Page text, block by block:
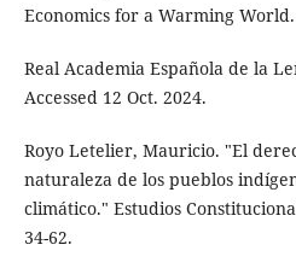
Economics for a Warming World.
Real Academia Española de la
Accessed 12 Oct. 2024.
Royo Letelier, Mauricio. "El
naturaleza de los pueblos
climático." Estudios
34-62.